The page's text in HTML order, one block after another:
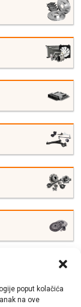
poput kolačića
na ove